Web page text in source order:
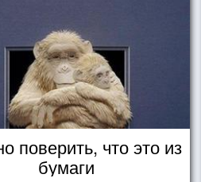
поверить, что это из
бумаги